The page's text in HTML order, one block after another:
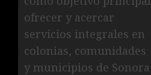
ofrecer y acercar
servicios integrales en
colonias, comunidades
y municipios de Sonora